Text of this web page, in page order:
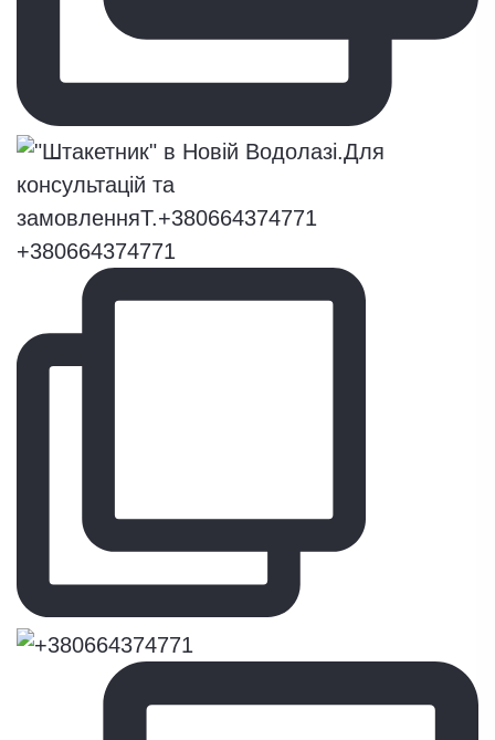
+380664374771